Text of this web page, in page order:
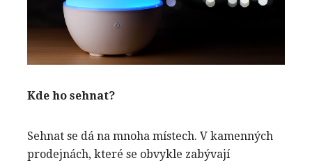
Kde ho sehnat?
Sehnat se dá na mnoha místech. V kamenných
prodejnách, které se obvykle zabývají